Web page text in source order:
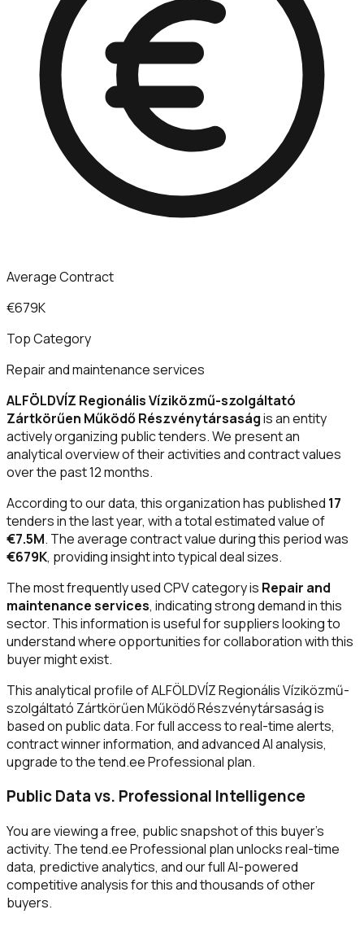
Average Contract
€679K
Top Category
Repair and maintenance services
ALFÖLDVÍZ Regionális Víziközmű-szolgáltató
Zártkörűen Működő Részvénytársaságis an entity
actively organizing public tenders. We present an
analytical overview of their activities and contract values
over the past 12 months.
According to our data, this organization has published 17
tenders in the last year, with a total estimated value of
€7.5M. The average contract value during this period was
€679K, providing insight into typical deal sizes.
The most frequently used CPV category is Repair and
maintenance services, indicating strong demand in this
sector. This information is useful for suppliers looking to
understand where opportunities for collaboration with this
buyer might exist.
This analytical profile of ALFÖLDVÍZ Regionális Víziközmű-
szolgáltató Zártkörűen Működő Részvénytársaság is
based on public data. For full access to real-time alerts,
contract winner information, and advanced AI analysis,
upgrade to the tend.ee Professional plan.
Public Data vs. Professional Intelligence
You are viewing a free, public snapshot of this buyer's
activity. The tend.ee Professional plan unlocks real-time
data, predictive analytics, and our full AI-powered
competitive analysis for this and thousands of other
buyers.